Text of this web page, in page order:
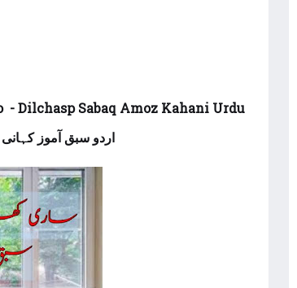
Dilchasp Sabaq Amoz Kahani Urdu
- اردو سبق آموز